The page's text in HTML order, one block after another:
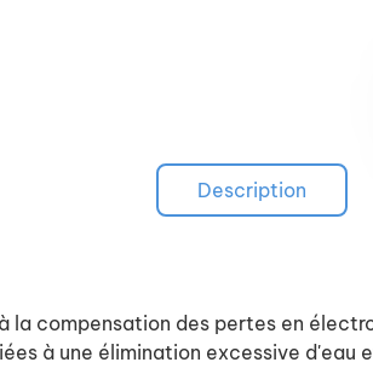
Description
compensation des pertes en
à une élimination excessive d'eau